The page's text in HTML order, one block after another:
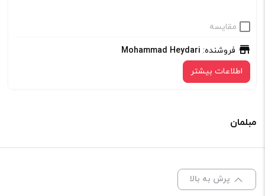
مقایسه
فروشنده: Mohammad Heydari
اطلاعات بیشتر
مبلمان
پرش به بالا